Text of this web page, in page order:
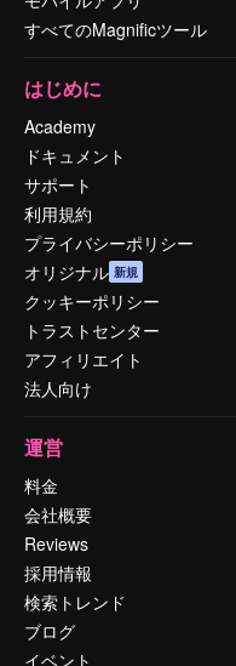
すべてのMagnificツール
はじめに
Academy
ドキュメント
サポート
利用規約
プライバシーポリシー
オリジナル 新規
クッキーポリシー
トラストセンター
アフィリエイト
法人向け
運営
料金
会社概要
Reviews
採用情報
検索トレンド
ブログ
イベント